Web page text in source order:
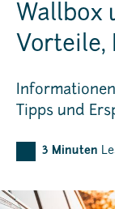
Wallbox
Vorteile,
Tipps und
3 Minuten